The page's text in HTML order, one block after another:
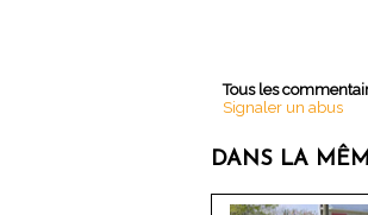
Tous les
Signaler un abus
DANS LA